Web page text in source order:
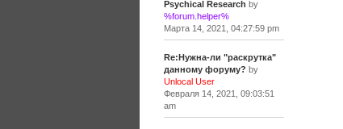
Psychical Research by
%forum.helper%
Марта 14, 2021, 04:27:59 pm
Re:Нужна-ли "раскрутка"
данному форуму? by
Unlocal User
Февраля 14, 2021, 09:03:51
am